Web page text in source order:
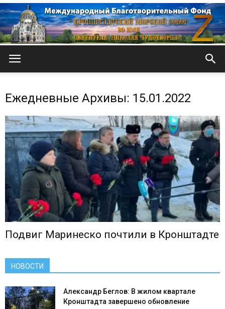
собор
Ежедневные Архивы: 15.01.2022
Подвиг Маринеско почтили в Кронштадте
НОВОСТИ
Александр Беглов: В жилом квартале
Кронштадта завершено обновление